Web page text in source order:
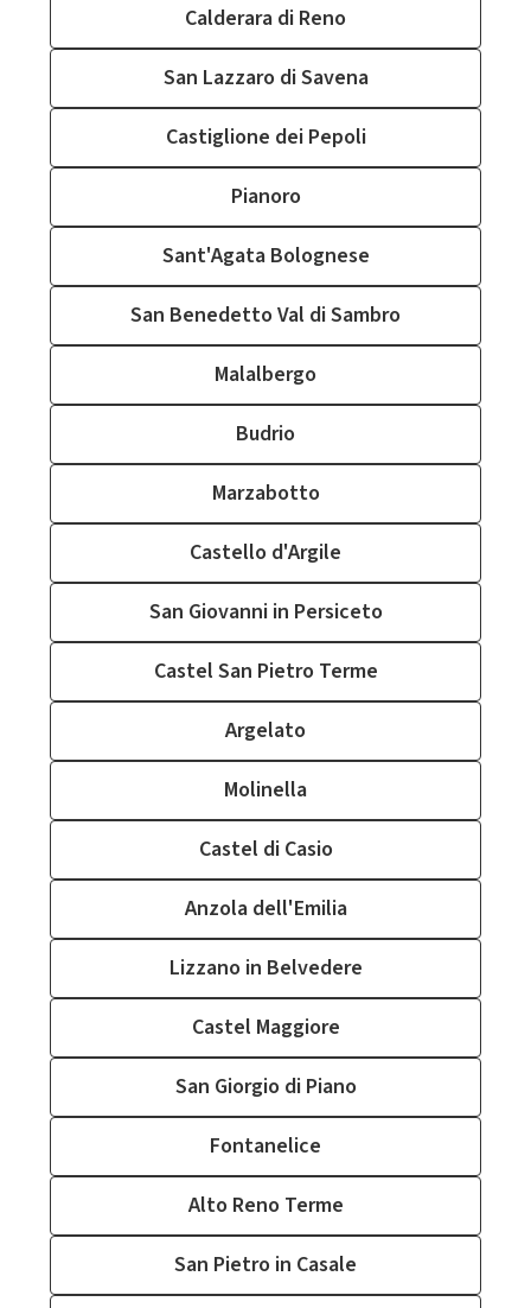
Calderara di Reno
San Lazzaro di Savena
Castiglione dei Pepoli
Pianoro
Sant'Agata Bolognese
San Benedetto Val di Sambro
Malalbergo
Budrio
Marzabotto
Castello d'Argile
San Giovanni in Persiceto
Castel San Pietro Terme
Argelato
Molinella
Castel di Casio
Anzola dell'Emilia
Lizzano in Belvedere
Castel Maggiore
San Giorgio di Piano
Fontanelice
Alto Reno Terme
San Pietro in Casale